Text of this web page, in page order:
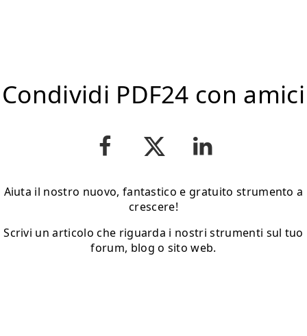
Condividi PDF24 con amici
Aiuta il nostro nuovo, fantastico e gratuito strumento a
crescere!
Scrivi un articolo che riguarda i nostri strumenti sul tuo
forum, blog o sito web.